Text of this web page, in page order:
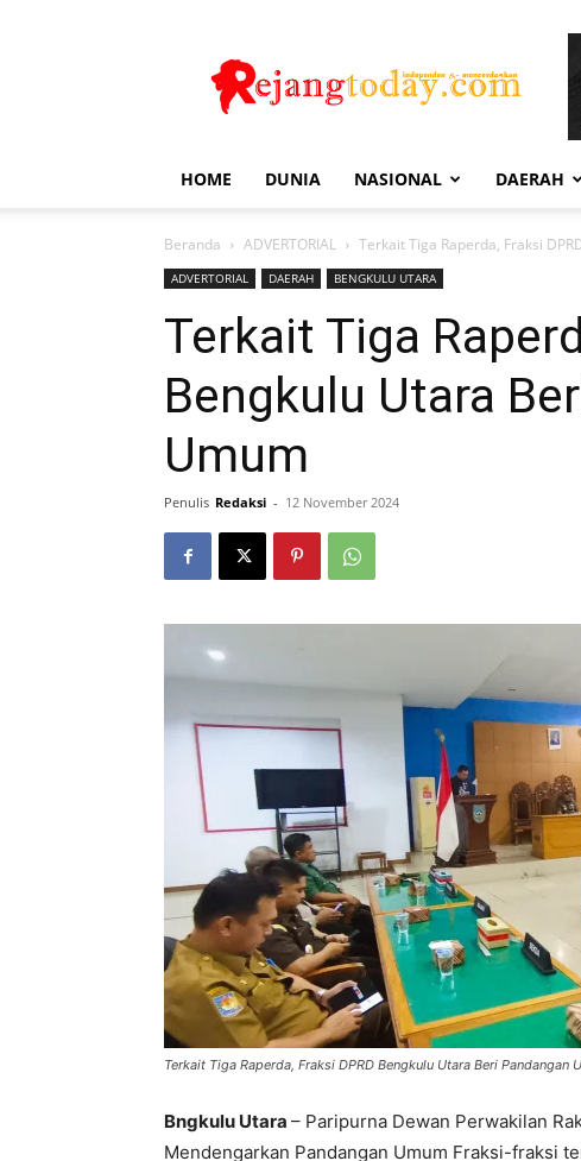
Today
HOME DUNIA NASIONAL DAERAH
Beranda ADVERTORIAL Terkait Tiga Raperda, Fraksi
ADVERTORIAL DAERAH BENGKULU UTARA
Terkait Tiga
Bengkulu Utara
Umum
Penulis Redaksi - 12 November 2024
Terkait Tiga Raperda, Fraksi DPRD Bengkulu Utara Beri Pandangan
Bngkulu Utara – Paripurna Dewan Perwakilan
Mendengarkan Pandangan Umum Fraksi-fraksi